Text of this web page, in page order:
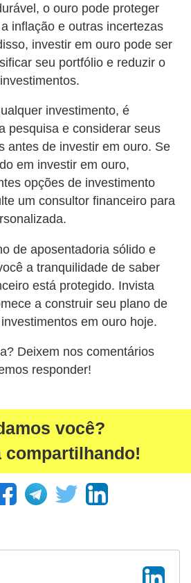
o ouro pode proteger
inflação e outras incertezas
investir em ouro pode ser
seu portfólio e reduzir o
investimento, é
pesquisa e considerar seus
antes de investir em ouro. Se
em investir em ouro,
opções de investimento
um consultor financeiro para
de aposentadoria sólido e
a tranquilidade de saber
está protegido. Invista
a construir seu plano de
em ouro hoje.
Deixem nos comentários
responder!
você?
compartilhando!